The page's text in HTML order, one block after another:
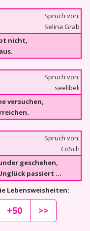
Spruch von:
Selina Grab
nicht,
Spruch von:
seelibeli
versuchen,
Spruch von:
CoSch
geschehen,
passiert …
Lebensweisheiten:
+50 >>